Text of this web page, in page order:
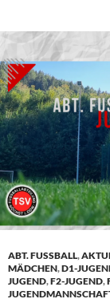
ABT. FUSSBALL ,
MÄDCHEN,D1-
JUGEND,F2-JUGEND,